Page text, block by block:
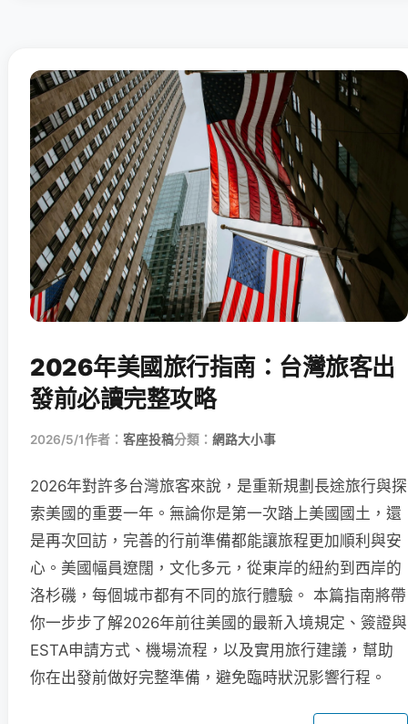
2026年美國旅行指南：台灣旅客出
發前必讀完整攻略
2026/5/1作者： 客座投稿分類： 網路大小事
2026年對許多台灣旅客來說，是重新規劃長途旅行與探
索美國的重要一年。無論你是第一次踏上美國國土，還
是再次回訪，完善的行前準備都能讓旅程更加順利與安
心。美國幅員遼闊，文化多元，從東岸的紐約到西岸的
洛杉磯，每個城市都有不同的旅行體驗。 本篇指南將帶
你一步步了解2026年前往美國的最新入境規定、簽證與
ESTA申請方式、機場流程，以及實用旅行建議，幫助
你在出發前做好完整準備，避免臨時狀況影響行程。